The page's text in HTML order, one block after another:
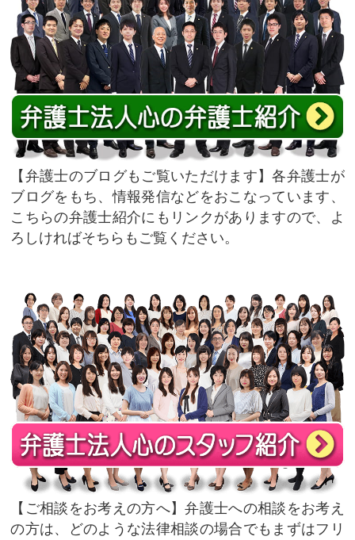
弁護士のブログもご覧いただけます
各弁護士が
ブログをもち、情報発信などをおこなっています、
こちらの弁護士紹介にもリンクがありますので、よ
ろしければそちらもご覧ください。
ご相談をお考えの方へ
弁護士への相談をお考え
の方は、どのような法律相談の場合でもまずはフリ